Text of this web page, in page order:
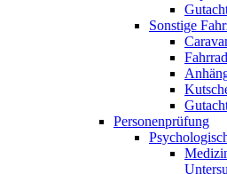
Sonstige
Fahrrad
Personenprüfung